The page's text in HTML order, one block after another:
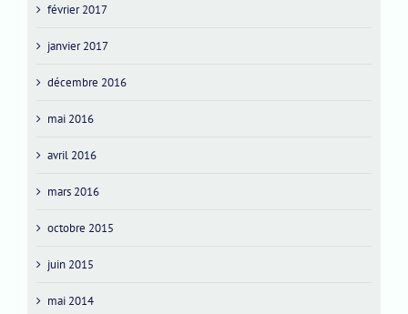
février 2017
janvier 2017
décembre 2016
mai 2016
avril 2016
mars 2016
octobre 2015
juin 2015
mai 2014